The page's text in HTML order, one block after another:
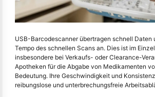
USB-Barcodescanner übertragen schnell Daten
Tempo des schnellen Scans an. Dies ist im
insbesondere bei Verkaufs- oder Clearance-
Apotheken für die Abgabe von Medikamenten
Bedeutung. Ihre Geschwindigkeit und
reibungslose und unterbrechungsfreie